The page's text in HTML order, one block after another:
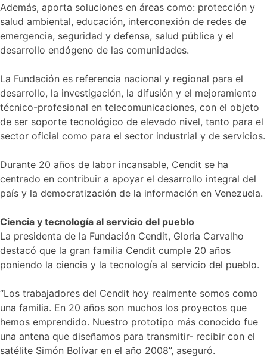
Además, aporta soluciones en áreas como: protección y
salud ambiental, educación, interconexión de redes de
emergencia, seguridad y defensa, salud pública y el
desarrollo endógeno de las comunidades.
La Fundación es referencia nacional y regional para el
desarrollo, la investigación, la difusión y el mejoramiento
técnico-profesional en telecomunicaciones, con el objeto
de ser soporte tecnológico de elevado nivel, tanto para el
sector oficial como para el sector industrial y de servicios.
Durante 20 años de labor incansable, Cendit se ha
centrado en contribuir a apoyar el desarrollo integral del
país y la democratización de la información en Venezuela.
Ciencia y tecnología al servicio del pueblo
La presidenta de la Fundación Cendit, Gloria Carvalho
destacó que la gran familia Cendit cumple 20 años
poniendo la ciencia y la tecnología al servicio del pueblo.
“Los trabajadores del Cendit hoy realmente somos como
una familia. En 20 años son muchos los proyectos que
hemos emprendido. Nuestro prototipo más conocido fue
una antena que diseñamos para transmitir- recibir con el
satélite Simón Bolívar en el año 2008”, aseguró.